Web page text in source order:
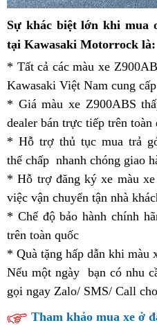
Sự khác biệt lớn nội
địa
khi mua
tại Kawasaki Motorrock là:
* Tất cả các màu xe
Kawasaki Việt Nam cung cấp
* Giá màu xe Z900ABS
dealer màu
xanh
KRT
Z900
mới
bán trực tiếp trên toàn
* Hỗ trợ thủ tục mua trả
thế chấp tại
nhà
nhanh chóng giao
* Hỗ trợ đăng ký xe màu
việc vận chuyển tận nhà
* Chế độ bảo hành chính
trên toàn quốc
* Quà tặng hấp dẫn 03
màu
Z900ABS
khi màu
Nếu một ngày Mỹ
bạn có nhu
gọi ngay Zalo/ SMS/ Call
Tham khảo mua xe ở